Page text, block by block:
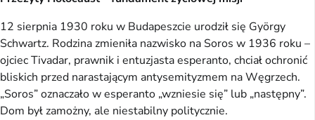
12 sierpnia 1930 roku w Budapeszcie urodził się György
Schwartz. Rodzina zmieniła nazwisko na Soros w 1936 roku –
ojciec Tivadar, prawnik i entuzjasta esperanto, chciał ochronić
bliskich przed narastającym antysemityzmem na Węgrzech.
„Soros” oznaczało w esperanto „wzniesie się” lub „następny”.
Dom był zamożny, ale niestabilny politycznie.